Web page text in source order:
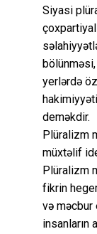
Siyasi
yerlərdə
deməkdir.
Plüralizm
müxtəlif
Plüralizm
fikrin
və
insanların